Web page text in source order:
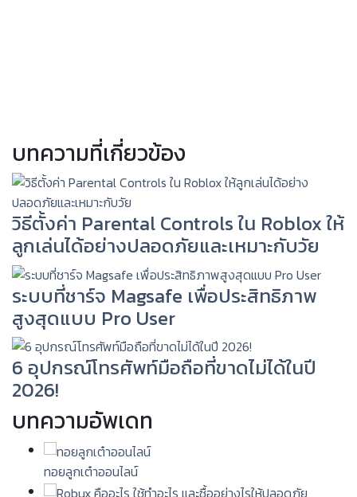
บทความที่เกี่ยวข้อง
วิธีตั้งค่า Parental Controls ใน Roblox ให้
ลูกเล่นได้อย่างปลอดภัยและเหมาะกับวัย
ระบบที่ชาร์จ Magsafe เพื่อประสิทธิภาพ
สูงสุดแบบ Pro User
6 อุปกรณ์โทรศัพท์มือถือที่ขาดไม่ได้ในปี
2026!
บทความอัพเดท
ทอยลูกเต๋าออนไลน์